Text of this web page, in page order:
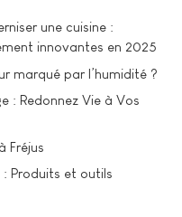
une cuisine :
innovantes en 2025
marqué par l’humidité ?
: Redonnez Vie à Vos
Fréjus
Produits et outils